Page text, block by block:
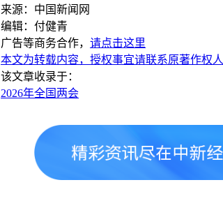
来源：中国新闻网
编辑：付健青
广告等商务合作， 请点击这里
本文为转载内容，授权事宜请联系原著作权人
该文章收录于：
2026年全国两会